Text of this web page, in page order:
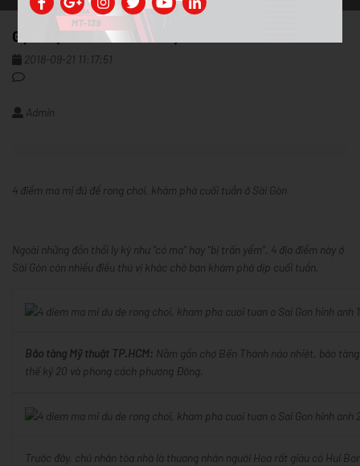
GỢI Ý ĐỊA ĐIỂM RONG CHƠI, KHÁM PHÁ CUỐI TUẦN
2018-09-21 11:17:51
Admin
4 điểm ma mị đủ để rong chơi, khám phá cuối tuần ở Sài Gòn
Ngoài những đồn thổi ly kỳ như "có ma" hay "bị trấn yểm", 4 địa điểm này ở
Sài Gòn còn nhiều điều thú vị khác chờ bạn khám phá dịp cuối tuần.
Bảo tàng Mỹ thuật TP.HCM: Nằm gần chợ Bến Thành náo nhiệt, bảo
thế kỷ 20 và phong cách phương Đông.
Trước đây, chủ nhân tòa nhà là thương nhân người Hoa rất giàu có Hui